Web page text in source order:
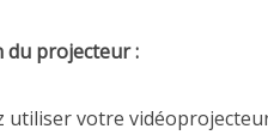
du projecteur :
utiliser votre